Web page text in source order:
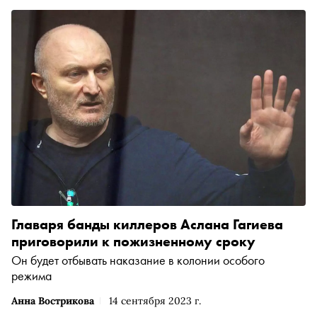
Анна Вострикова 14 сентября 2023 г.
Главаря банды киллеров Аслана Гагиева
приговорили к пожизненному сроку
Он будет отбывать наказание в колонии особого
режима